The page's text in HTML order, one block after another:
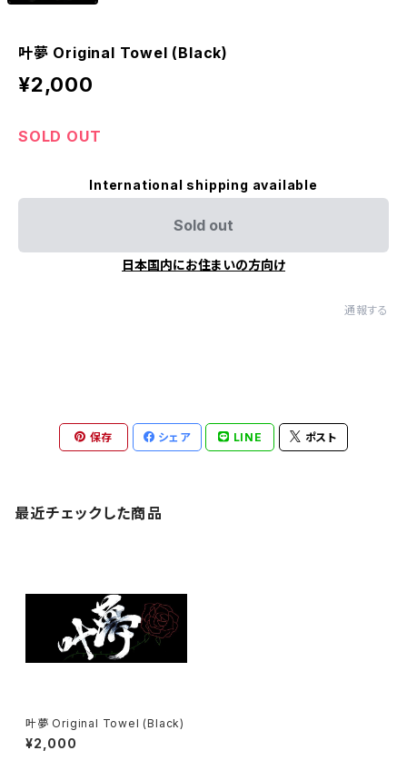
叶夢 Original Towel (Black)
¥2,000
SOLD OUT
International shipping available
Sold out
日本国内にお住まいの方向け
通報する
保存 シェア LINE ポスト
最近チェックした商品
叶夢 Original Towel (Black)
¥2,000